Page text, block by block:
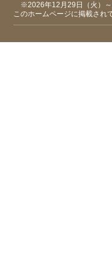
※2026年12月29日（火）～
このホームページに掲載され